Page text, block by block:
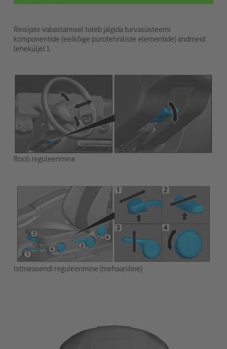
Reisijate vabastamisel tuleb jälgida turvasüsteemi
komponentide (eelkõige pürotehniliste elementide) andmeid
leheküljel 1.
Rooli reguleerimine
Istmeasendi reguleerimine (mehaaniline)